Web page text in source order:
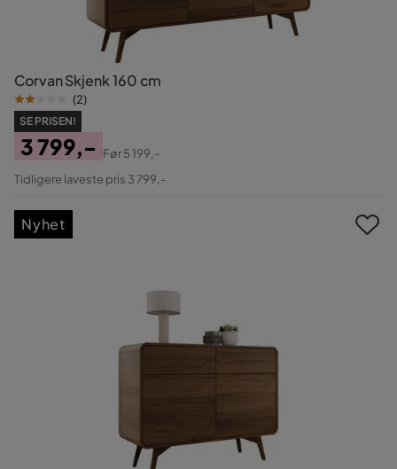
Corvan Skjenk 160 cm
(2)
SE PRISEN!
Pris
3 799,-
Original
Før5 199,-
Tidligere laveste pris 3 799,-
Nyhet